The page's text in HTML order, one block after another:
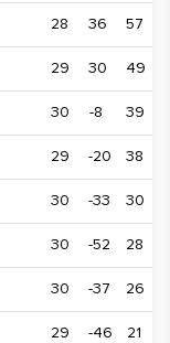
28 36 57
29 30 49
30 -8 39
29 -20 38
30 -33 30
30 -52 28
30 -37 26
29 -46 21